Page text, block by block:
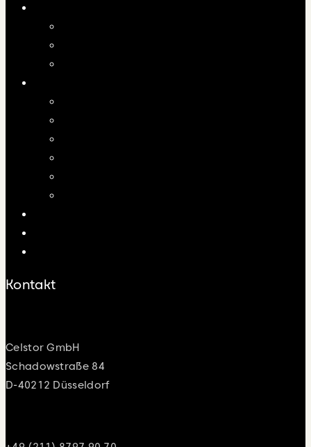
Kontakt
Celstor GmbH
Schadowstraße 84
D-40212 Düsseldorf